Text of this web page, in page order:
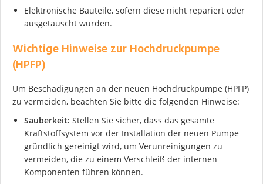
Elektronische Bauteile, sofern diese nicht repariert oder
ausgetauscht wurden.
Wichtige Hinweise zur Hochdruckpumpe
(HPFP)
Um Beschädigungen an der neuen Hochdruckpumpe (HPFP)
zu vermeiden, beachten Sie bitte die folgenden Hinweise:
Sauberkeit: Stellen Sie sicher, dass das gesamte
Kraftstoffsystem vor der Installation der neuen Pumpe
gründlich gereinigt wird, um Verunreinigungen zu
vermeiden, die zu einem Verschleiß der internen
Komponenten führen können.